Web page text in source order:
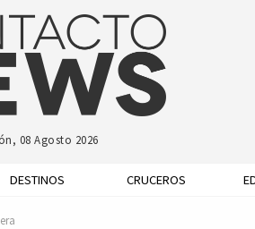
08 Agosto 2026
DESTINOS CRUCEROS